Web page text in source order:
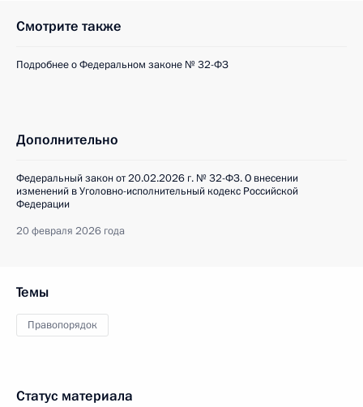
Смотрите также
Подробнее о Федеральном законе № 32-ФЗ
Дополнительно
Федеральный закон от 20.02.2026 г. № 32-ФЗ. О внесении
изменений в Уголовно-исполнительный кодекс Российской
Федерации
20 февраля 2026 года
Темы
Правопорядок
Статус материала